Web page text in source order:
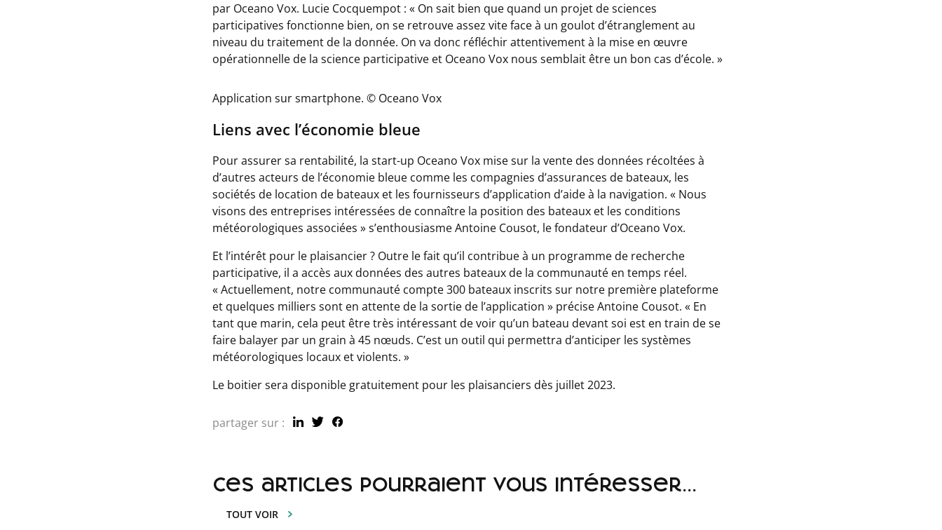
par Oceano Vox. Lucie Cocquempot : « On sait bien que quand un projet de sciences
participatives fonctionne bien, on se retrouve assez vite face à un goulot d’étranglement au
niveau du traitement de la donnée. On va donc réfléchir attentivement à la mise en œuvre
opérationnelle de la science participative et Oceano Vox nous semblait être un bon cas d’école. »
Application sur smartphone. © Oceano Vox
Liens avec l’économie bleue
Pour assurer sa rentabilité, la start-up Oceano Vox mise sur la vente des données récoltées à
d’autres acteurs de l’économie bleue comme les compagnies d’assurances de bateaux, les
sociétés de location de bateaux et les fournisseurs d’application d’aide à la navigation. « Nous
visons des entreprises intéressées de connaître la position des bateaux et les conditions
météorologiques associées » s’enthousiasme Antoine Cousot, le fondateur d’Oceano Vox.
Et l’intérêt pour le plaisancier ? Outre le fait qu’il contribue à un programme de recherche
participative, il a accès aux données des autres bateaux de la communauté en temps réel.
«Actuellement, notre communauté compte 300 bateaux inscrits sur notre première plateforme
et quelques milliers sont en attente de la sortie de l’application » précise Antoine Cousot. « En
tant que marin, cela peut être très intéressant de voir qu’un bateau devant soi est en train de se
faire balayer par un grain à 45 nœuds. C’est un outil qui permettra d’anticiper les systèmes
météorologiques locaux et violents. »
Le boitier sera disponible gratuitement pour les plaisanciers dès juillet 2023.
partager sur :
ces articles pourraient vous intéresser...
TOUT VOIR